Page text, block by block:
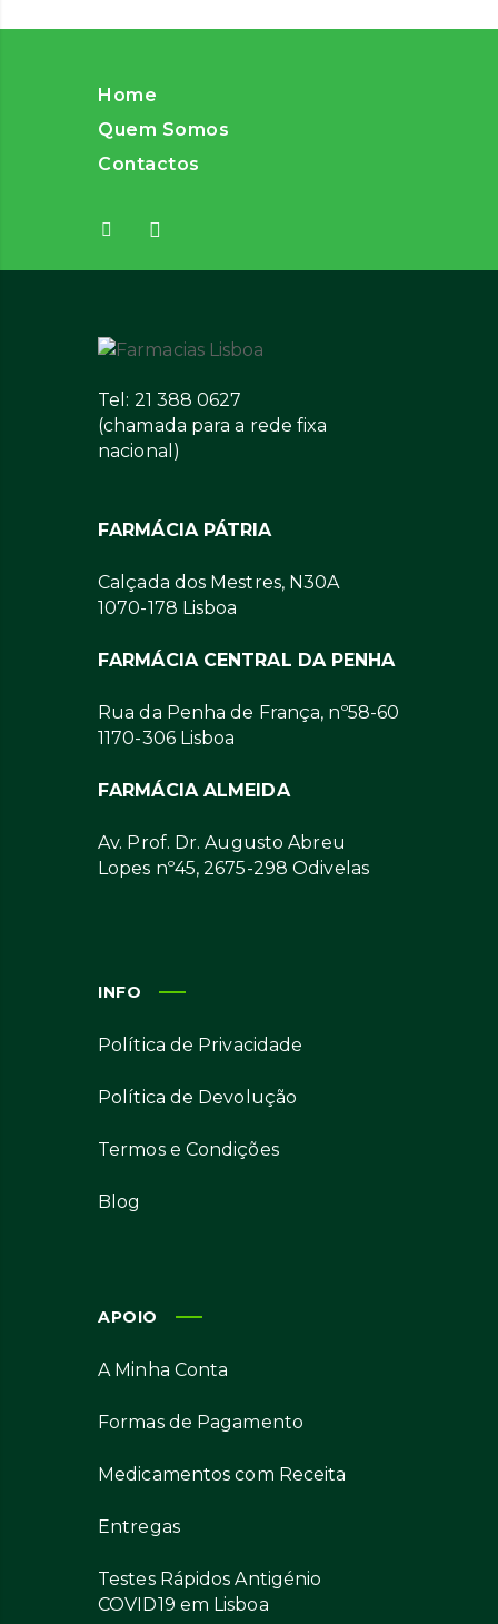
Home
Quem Somos
Contactos
Tel: 21 388 0627
(chamada para a rede fixa
nacional)
FARMÁCIA PÁTRIA
Calçada dos Mestres, N30A
1070-178 Lisboa
FARMÁCIA CENTRAL DA PENHA
Rua da Penha de França, nº58-60
1170-306 Lisboa
FARMÁCIA ALMEIDA
Av. Prof. Dr. Augusto Abreu
Lopes nº45, 2675-298 Odivelas
INFO
Política de Privacidade
Política de Devolução
Termos e Condições
Blog
APOIO
A Minha Conta
Formas de Pagamento
Medicamentos com Receita
Entregas
Testes Rápidos Antigénio
COVID19 em Lisboa